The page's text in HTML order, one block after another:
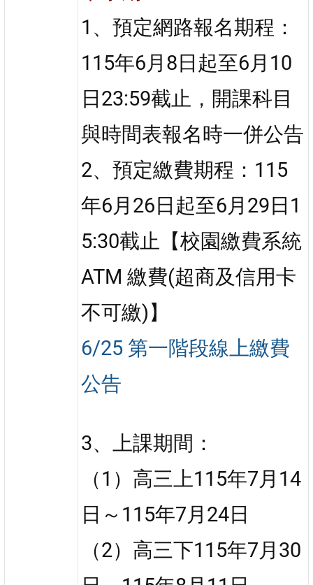
1、預定網路報名期程：
115年6月8日起至6月10
日23:59截止，開課科目
與時間表報名時一併公告
2、預定繳費期程：115
年6月26日起至6月29日1
5:30截止【校園繳費系統
ATM 繳費(超商及信用卡
不可繳)】
6/25 第一階段線上繳費
公告
3、上課期間：
（1）高三上115年7月14
日～115年7月24日
（2）高三下115年7月30